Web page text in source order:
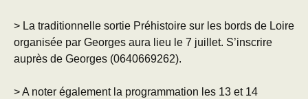
> La traditionnelle sortie Préhistoire sur les bords de Loire
organisée par Georges aura lieu le 7 juillet. S’inscrire
auprès de Georges (0640669262).
> A noter également la programmation les 13 et 14